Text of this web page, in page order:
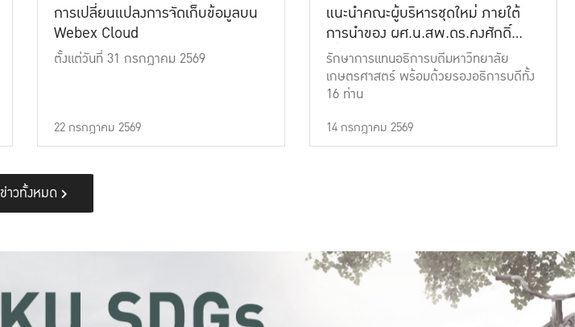
การเปลี่ยนแปลงการจัดเก็บข้อมูลบน
Webex Cloud
ตั้งแต่วันที่ 31 กรกฎาคม 2569
22 กรกฎาคม 2569
แนะนำคณะผู้บริหารชุดใหม่ ภายใต้
การนำของ ผศ.น.สพ.ดร.คงศักดิ์
เที่ยงธรรม
รักษาการแทนอธิการบดีมหาวิทยาลัย
เกษตรศาสตร์ พร้อมด้วยรองอธิการบดีทั้ง
16 ท่าน
14 กรกฎาคม 2569
ข่าวทั้งหมด